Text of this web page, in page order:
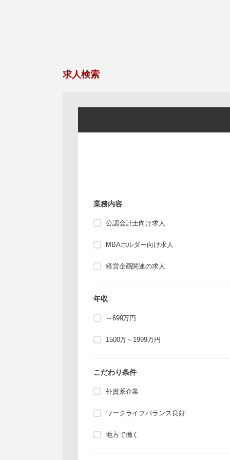
求人検索
業務内容
公認会計士向け求人
MBAホルダー向け求人
経営企画関連の求人
年収
～699万円
1500万～1999万円
こだわり条件
外資系企業
ワークライフバランス良好
地方で働く